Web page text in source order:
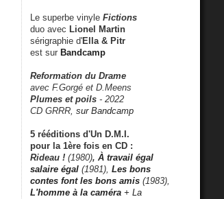
Le superbe vinyle Fictions
duo avec Lionel Martin
sérigraphie d'Ella & Pitr
est sur Bandcamp
Reformation du Drame
avec F.Gorgé et D.Meens
Plumes et poils - 2022
CD GRRR, sur Bandcamp
5 rééditions d'Un D.M.I.
pour la 1ère fois en CD :
Rideau ! (1980), À travail égal
salaire égal (1981), Les bons
contes font les bons amis (1983),
L'homme à la caméra + La